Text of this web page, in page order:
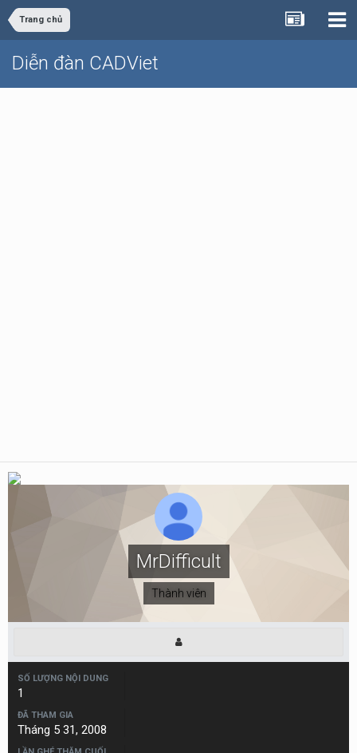
Trang chủ
Diễn đàn CADViet
MrDifficult
Thành viên
SỐ LƯỢNG NỘI DUNG
1
ĐÃ THAM GIA
Tháng 5 31, 2008